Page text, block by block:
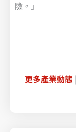
險。」
更多產業動態 |